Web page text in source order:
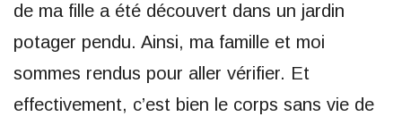
de ma fille a été découvert dans un jardin
potager pendu. Ainsi, ma famille et moi
sommes rendus pour aller vérifier. Et
effectivement, c’est bien le corps sans vie de